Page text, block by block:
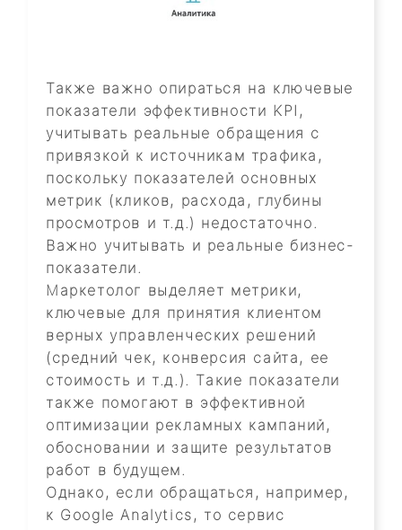
Также важно опираться на ключевые
показатели эффективности KPI,
учитывать реальные обращения с
привязкой к источникам трафика,
поскольку показателей основных
метрик (кликов, расхода, глубины
просмотров и т.д.) недостаточно.
Важно учитывать и реальные бизнес-
показатели.
Маркетолог выделяет метрики,
ключевые для принятия клиентом
верных управленческих решений
(средний чек, конверсия сайта, ее
стоимость и т.д.). Такие показатели
также помогают в эффективной
оптимизации рекламных кампаний,
обосновании и защите результатов
работ в будущем.
Однако, если обращаться, например,
к Google Analytics, то сервис